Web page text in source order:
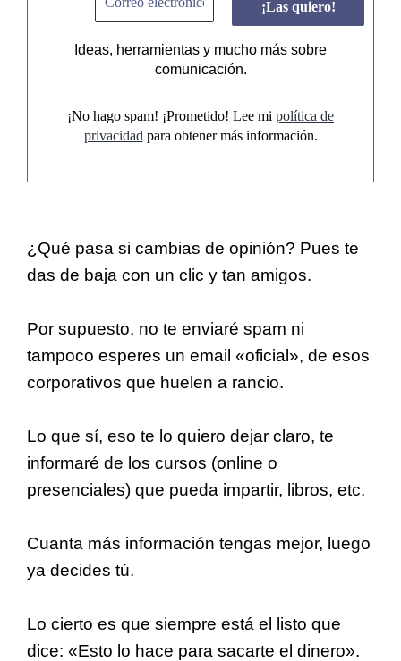
Ideas, herramientas y mucho más sobre
comunicación.
¡No hago spam! ¡Prometido! Lee mi política de
privacidad para obtener más información.
¿Qué pasa si cambias de opinión? Pues te
das de baja con un clic y tan amigos.
Por supuesto, no te enviaré spam ni
tampoco esperes un email «oficial», de esos
corporativos que huelen a rancio.
Lo que sí, eso te lo quiero dejar claro, te
informaré de los cursos (online o
presenciales) que pueda impartir, libros, etc.
Cuanta más información tengas mejor, luego
ya decides tú.
Lo cierto es que siempre está el listo que
dice: «Esto lo hace para sacarte el dinero».